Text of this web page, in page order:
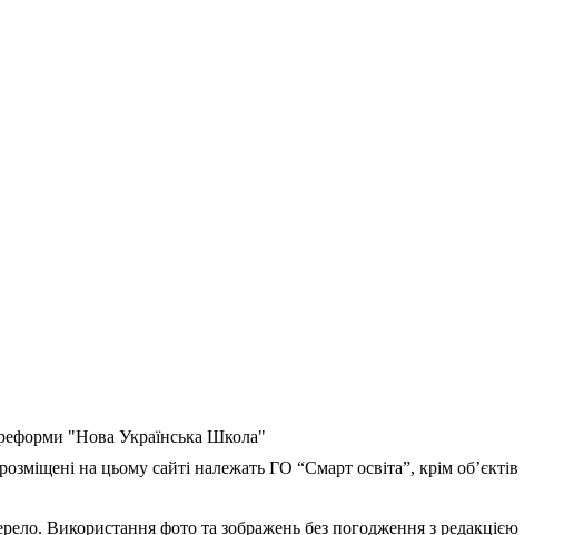
реформи "Нова Українська Школа"
на цьому сайті належать ГО “Смарт освіта”, крім об’єктів
Використання фото та зображень без погодження з редакцією